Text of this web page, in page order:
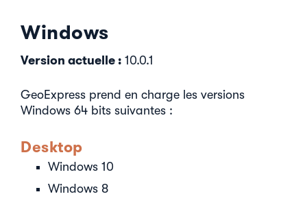
Windows
Version actuelle : 10.0.1
GeoExpress prend en charge les versions
Windows 64 bits suivantes :
Desktop
Windows 10
Windows 8